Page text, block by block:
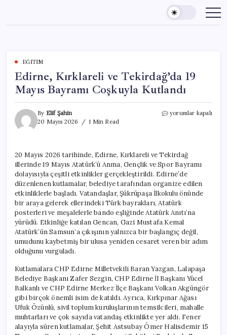
content
EĞITIM
Edirne, Kırklareli ve Tekirdağ’da 19
Mayıs Bayramı Coşkuyla Kutlandı
By Elif Şahin
20 Mayıs 2026
1 Min Read
Edirne,
Mayıs
Bayramı
Coşkuyla
Kutlandı
için
yorumlar kapalı
20 Mayıs 2026 tarihinde, Edirne, Kırklareli ve Tekirdağ
illerinde 19 Mayıs Atatürk’ü Anma, Gençlik ve Spor Bayramı
dolayısıyla çeşitli etkinlikler gerçekleştirildi. Edirne’de
düzenlenen kutlamalar, belediye tarafından organize edilen
etkinliklerle başladı. Vatandaşlar, Şükrüpaşa İlkokulu önünde
bir araya gelerek ellerindeki Türk bayrakları, Atatürk
posterleri ve meşalelerle bando eşliğinde Atatürk Anıtı’na
yürüdü. Etkinliğe katılan Gencan, Gazi Mustafa Kemal
Atatürk’ün Samsun’a çıkışının yalnızca bir başlangıç değil,
umudunu kaybetmiş bir ulusa yeniden cesaret veren bir adım
olduğunu vurguladı.
Kutlamalara CHP Edirne Milletvekili Baran Yazgan, Lalapaşa
Belediye Başkanı Zafer Sezgin, CHP Edirne İl Başkanı Yücel
Balkanlı ve CHP Edirne Merkez İlçe Başkanı Volkan Akgüngör
gibi birçok önemli isim de katıldı. Ayrıca, Kırkpınar Ağası
Ufuk Özünlü, sivil toplum kuruluşlarının temsilcileri, mahalle
muhtarları ve çok sayıda vatandaş etkinlikte yer aldı. Fener
alayıyla süren kutlamalar, Şehit Astsubay Ömer Halisdemir 15